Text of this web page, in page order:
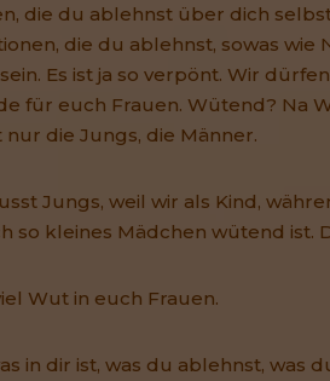
die du ablehnst über dich
die du ablehnst, sowas wie
Es ist ja so verpönt. Wir
für euch Frauen. Wütend? Na
nur die Jungs, die Männer.
Jungs, weil wir als Kind,
so kleines Mädchen wütend ist.
Wut in euch Frauen.
in dir ist, was du ablehnst, was